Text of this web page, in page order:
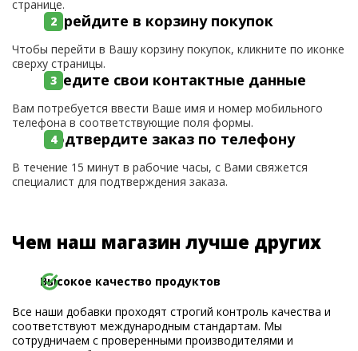
странице.
Перейдите в корзину покупок
Чтобы перейти в Вашу корзину покупок, кликните по иконке
сверху страницы.
Введите свои контактные данные
Вам потребуется ввести Ваше имя и номер мобильного
телефона в соответствующие поля формы.
Подтвердите заказ по телефону
В течение 15 минут в рабочие часы, с Вами свяжется
специалист для подтверждения заказа.
Чем наш магазин лучше других
Высокое качество продуктов
Все наши добавки проходят строгий контроль качества и
соответствуют международным стандартам. Мы
сотрудничаем с проверенными производителями и